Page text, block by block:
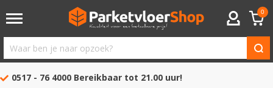
ACCOUNT
0
Waar
ben0517 - 76 4000 Bereikbaar tot 21.00 uur!